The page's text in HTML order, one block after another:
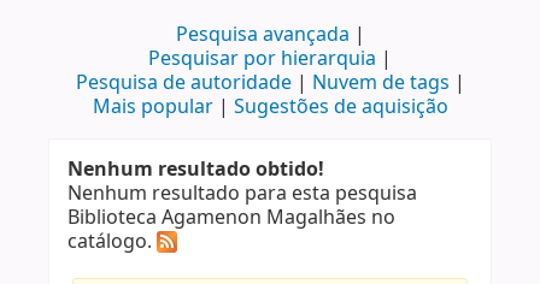
Pesquisa avançada
Pesquisar por hierarquia
Pesquisa de autoridade
Nuvem de tags
Mais popular
Sugestões de aquisição
Nenhum resultado obtido!
Nenhum resultado para esta pesquisa
Biblioteca Agamenon Magalhães no
catálogo.